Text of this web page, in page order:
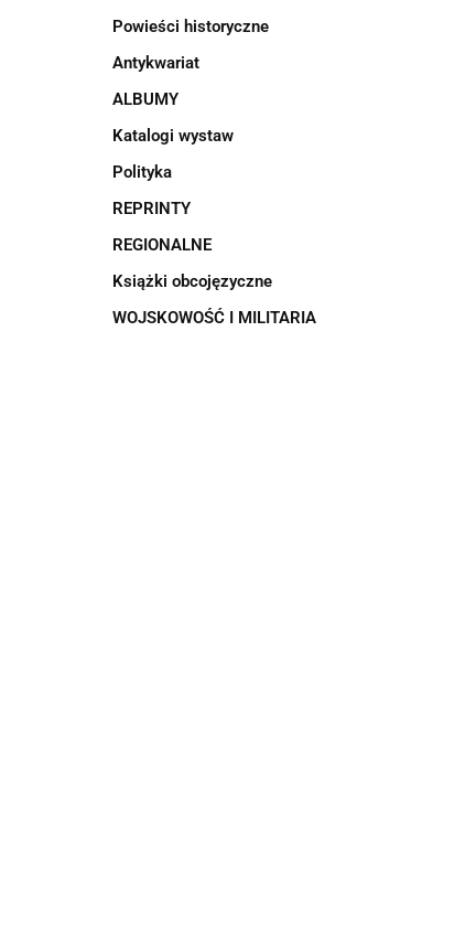
Powieści historyczne
Antykwariat
ALBUMY
Katalogi wystaw
Polityka
REPRINTY
REGIONALNE
Książki obcojęzyczne
WOJSKOWOŚĆ I MILITARIA